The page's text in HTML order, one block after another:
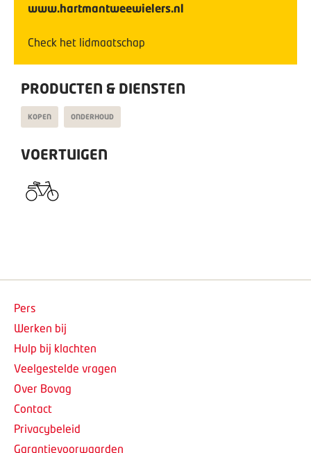
www.hartmantweewielers.nl
Check het lidmaatschap
PRODUCTEN & DIENSTEN
KOPEN ONDERHOUD
VOERTUIGEN
Pers
Werken bij
Hulp bij klachten
Veelgestelde vragen
Over Bovag
Contact
Privacybeleid
Garantievoorwaarden